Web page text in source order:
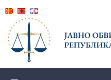
content